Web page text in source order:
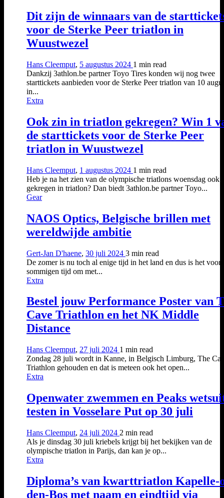
Dit zijn de winnaars van de
voor de Sterke Peer triatlon in
Wuustwezel
Hans Cleemput, 5 augustus 2024 1 min read
Dankzij 3athlon.be partner Toyo Tires konden wij nog twee
starttickets aanbieden voor de Sterke Peer triatlon van 10
in...
Extra
Ook zin in triatlon gekregen? Win 1
de starttickets voor de Sterke Peer
triatlon in Wuustwezel
Hans Cleemput, 1 augustus 2024 1 min read
Heb je na het zien van de olympische triatlons woensdag ook
gekregen in triatlon? Dan biedt 3athlon.be partner Toyo...
Gear
NAOS Optics, Belgische brillen met
wereldwijde ambitie
Gert-Jan D'haene, 30 juli 2024 3 min read
De zomer is nu toch al enige tijd in het land en dus is het voor
sommigen tijd om met...
Extra
Bestel jouw Performance Poster van
Cave Triathlon en het NK Middle
Distance
Hans Cleemput, 27 juli 2024 1 min read
Zondag 28 juli wordt in Kanne, in Belgisch Limburg, The
Triathlon gehouden en dat is meteen ook het open...
Extra
Openwater zwemmen en Peaks
testen in Vosselare Put op 30 juli
Hans Cleemput, 24 juli 2024 2 min read
Als je dinsdag 30 juli kriebels krijgt bij het bekijken van de
olympische triatlon in Parijs, dan kan je op...
Extra
Diploma’s van kwarttriatlon Kapelle-
den-Bos met naam en eindtijd via